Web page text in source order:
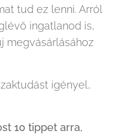
tud ez lenni. Arról
ingatlanod is,
megvásárlásához
igényel,
10 tippet arra,